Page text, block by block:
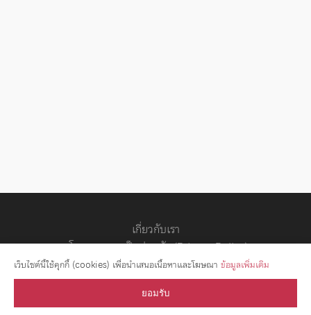
เกี่ยวกับเรา
นโยบายความเป็นส่วนตัว (Privacy Policy)
สัญญาอนุญาต
เว็บไซต์นี้ใช้คุกกี้ (cookies) เพื่อนำเสนอเนื้อหาและโฆษณา ข้อมูลเพิ่มเติม
ยอมรับ